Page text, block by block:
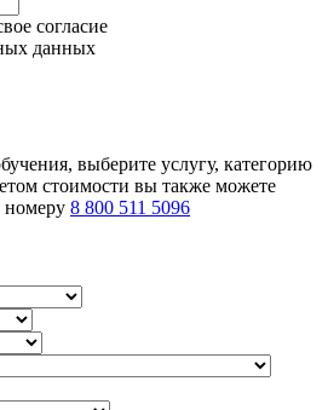
согласие
данных
выберите услугу, категорию
стоимости вы также можете
номеру 8 800 511 5096